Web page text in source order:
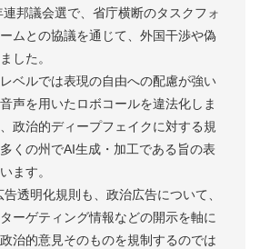
邦議会選で、省庁横断のタスクフォ
ムとの協議を通じて、外国干渉や偽
した。
ベルでは表現の自由への配慮が強い
声を用いたロボコールを違法化しま
政治的ディープフェイクに対する規
くの州でAI生成・加工である旨の表
ます。
透明化規則も、政治広告について、
ーゲティング情報などの開示を軸に
治的意見そのものを規制するのでは